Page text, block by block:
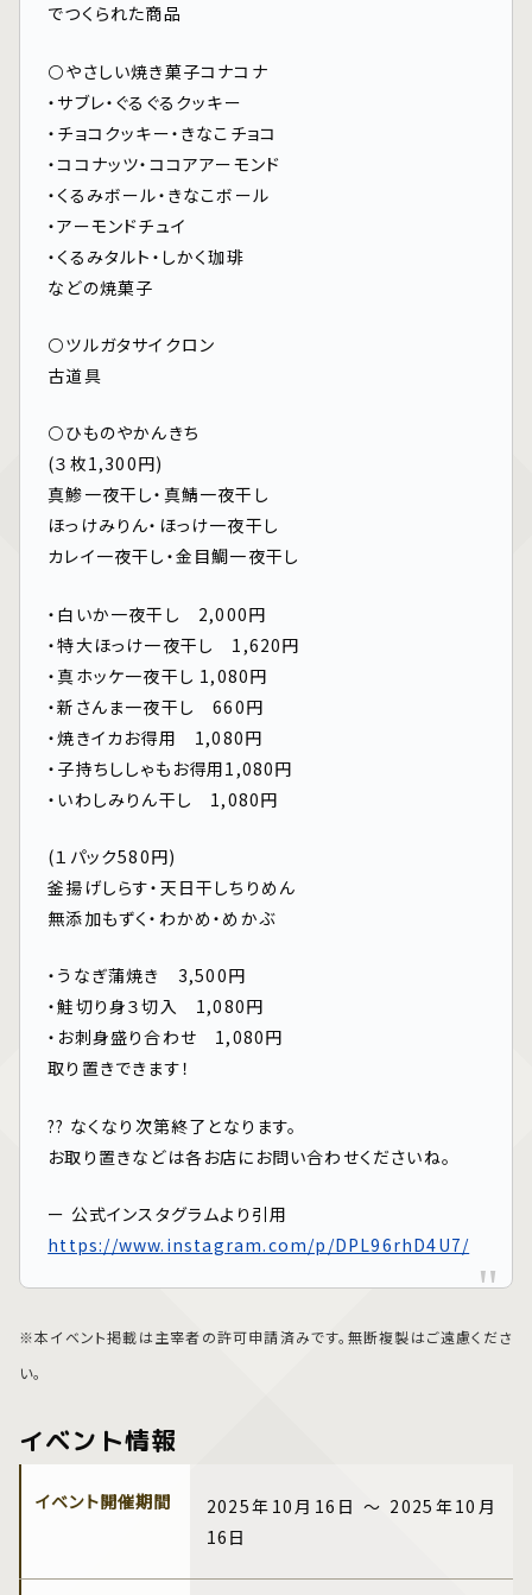
でつくられた商品
⚪️やさしい焼き菓子コナコナ
・サブレ・ぐるぐるクッキー
・チョコクッキー・きなこチョコ
・ココナッツ・ココアアーモンド
・くるみボール・きなこボール
・アーモンドチュイ
・くるみタルト・しかく珈琲
などの焼菓子
⚪️ツルガタサイクロン
古道具
⚪️ひものやかんきち
(３枚1,300円)
真鯵一夜干し・真鯖一夜干し
ほっけみりん・ほっけ一夜干し
カレイ一夜干し・金目鯛一夜干し
・白いか一夜干し 2,000円
・特大ほっけ一夜干し 1,620円
・真ホッケ一夜干し 1,080円
・新さんま一夜干し 660円
・焼きイカお得用 1,080円
・子持ちししゃもお得用1,080円
・いわしみりん干し 1,080円
(１パック580円)
釜揚げしらす・天日干しちりめん
無添加もずく・わかめ・めかぶ
・うなぎ蒲焼き 3,500円
・鮭切り身３切入 1,080円
・お刺身盛り合わせ 1,080円
取り置きできます！
?? なくなり次第終了となります。
お取り置きなどは各お店にお問い合わせくださいね。
ー 公式インスタグラムより引用
https://www.instagram.com/p/DPL96rhD4U7/
※本イベント掲載は主宰者の許可申請済みです。無断複製はご遠慮くださ
い。
イベント情報
イベント開催期間
2025年10月16日 ～ 2025年10月
16日